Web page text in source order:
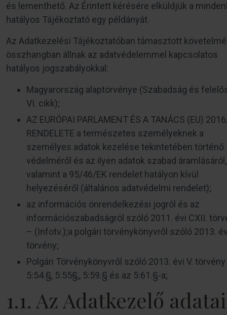
és lementhető. Az Érintett kérésére elküldjük a
hatályos Tájékoztató egy példányát.
Az Adatkezelési Tájékoztatóban támasztott
összhangban állnak az adatvédelemmel kapcsolatos
hatályos jogszabályokkal:
Magyarország alaptörvénye (Szabadság és
VI. cikk);
AZ EURÓPAI PARLAMENT ÉS A TANÁCS (EU)
RENDELETE a természetes személyeknek a
személyes adatok kezelése tekintetében történő
védelméről és az ilyen adatok szabad áramlásáról,
valamint a 95/46/EK rendelet hatályon kívül
helyezéséről (általános adatvédelmi rendelet);
az információs önrendelkezési jogról és az
információszabadságról szóló 2011. évi CXII.
– (Infotv.);a polgári törvénykönyvről szóló 2013.
törvény;
Polgári Törvénykönyvről szóló 2013. évi V. törvény
5:54.§, 5:55§,, 5:59.§ és az 5:61.§-a;
1.1. Az Adatkezelő adatai